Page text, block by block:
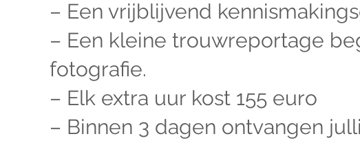
– Een vrijblijvend
– Een kleine trouwreportage
fotografie.
– Elk extra uur kost 155 euro
– Binnen 3 dagen ontvangen